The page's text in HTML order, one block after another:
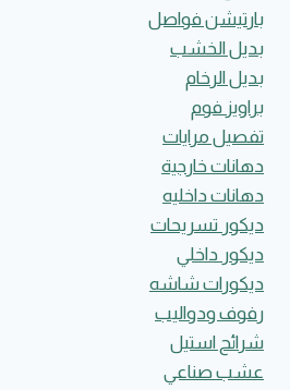
بارتيشن فواصل
بديل الخشب
بديل الرخام
براويز فوم
تفصيل مرايات
دهانات خارجية
دهانات داخليه
ديكور تسريحات
ديكور داخلي
ديكورات شاشه
رفوف ودواليب
شرائح استيل
عشب صناعي